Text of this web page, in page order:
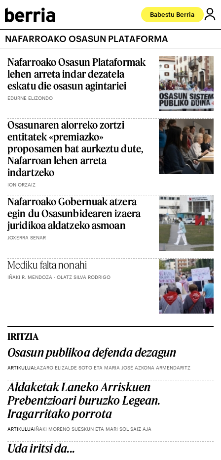
Babestu Berria
NAFARROAKO OSASUN PLATAFORMA
Nafarroako Osasun Plataformak
lehen arreta indar dezatela
eskatu die osasun agintariei
EDURNE ELIZONDO
Osasunaren alorreko zortzi
entitatek «premiazko»
proposamen bat aurkeztu dute,
Nafarroan lehen arreta
indartzeko
ION ORZAIZ
Nafarroako Gobernuak atzera
egin du Osasunbidearen izaera
juridikoa aldatzeko asmoan
JOXERRA SENAR
Mediku falta nonahi
IÑAKI R. MENDOZA - OLATZ SILVA RODRIGO
IRITZIA
Osasun publikoa defenda dezagun
ARTIKULUALAZARO ELIZALDE SOTO ETA MARIA JOSÉ AZKONA ARMENDARITZ
Aldaketak Laneko Arriskuen
Prebentzioari buruzko Legean.
Iragarritako porrota
ARTIKULUAIÑAKI MORENO SUESKUN ETA MARI SOL SAIZ AJA
Uda iritsi da...